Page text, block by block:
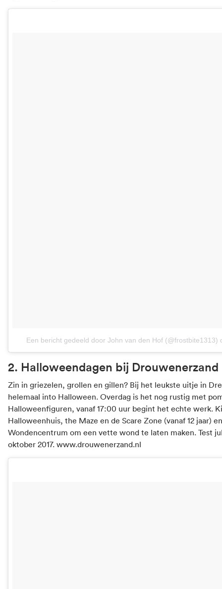
Een bericht gedeeld door John van den Hof (@frostbite1313)
2. Halloweendagen bij
Zin in griezelen, grollen en gillen? Bij het leukste uitje in
helemaal into Halloween. Overdag is het nog rustig met
Halloweenfiguren, vanaf 17:00 uur begint het echte werk.
Halloweenhuis, the Maze en de Scare Zone (vanaf 12 jaar)
Wondencentrum om een vette wond te laten maken. Test
oktober 2017. www.drouwenerzand.nl